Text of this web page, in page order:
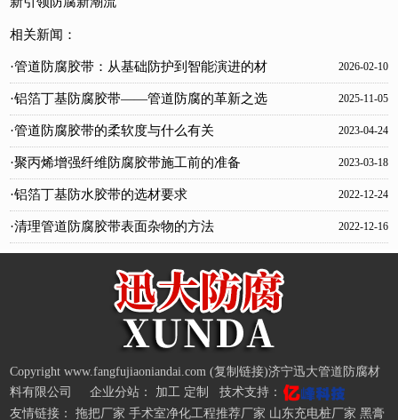
相关新闻：
·管道防腐胶带：从基础防护到智能演进的材
料革新
2026-02-10
·铝箔丁基防腐胶带——管道防腐的革新之选 2025-11-05
·管道防腐胶带的柔软度与什么有关 2023-04-24
·聚丙烯增强纤维防腐胶带施工前的准备 2023-03-18
·铝箔丁基防水胶带的选材要求 2022-12-24
·清理管道防腐胶带表面杂物的方法 2022-12-16
Copyright www.fangfujiaoniandai.com (复制链接)济宁迅大管道防腐材
料有限公司 企业分站： 加工 定制
技术支持：
友情链接：拖把厂家 手术室净化工程推荐厂家 山东充电桩厂家 黑膏